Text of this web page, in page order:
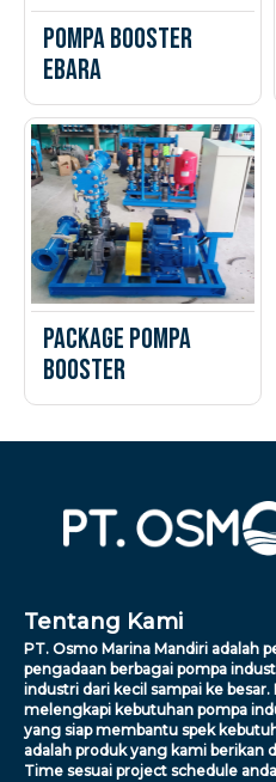
Pompa Booster
Ebara
Package Pompa
Booster
Tentang Kami
PT. Osmo Marina Mandiri adalah
pengadaan berbagai pompa
industri dari kecil sampai ke
melengkapi kebutuhan pompa
yang siap membantu spek
adalah produk yang kami berikan
Time sesuai project schedule